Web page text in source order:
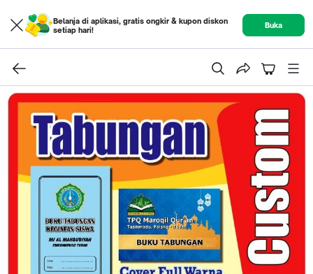
Belanja di aplikasi, gratis ongkir & kupon diskon
setiap hari!
Buka